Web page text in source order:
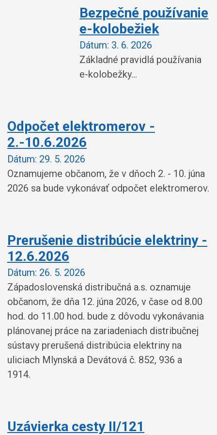
Bezpečné používanie
e-kolobežiek
Dátum: 3. 6. 2026
Základné pravidlá používania
e-kolobežky...
Odpočet elektromerov -
2.-10.6.2026
Dátum: 29. 5. 2026
Oznamujeme občanom, že v dňoch 2. - 10. júna
2026 sa bude vykonávať odpočet elektromerov.
Prerušenie distribúcie elektriny -
12.6.2026
Dátum: 26. 5. 2026
Západoslovenská distribučná a.s. oznamuje
občanom, že dňa 12. júna 2026, v čase od 8.00
hod. do 11.00 hod. bude z dôvodu vykonávania
plánovanej práce na zariadeniach distribučnej
sústavy prerušená distribúcia elektriny na
uliciach Mlynská a Devátová č. 852, 936 a
1914.
Uzávierka cesty II/121